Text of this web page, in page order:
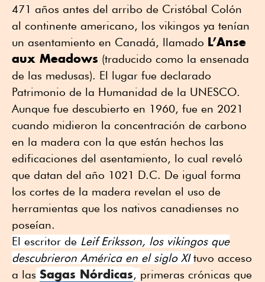
471 años antes del arribo de Cristóbal Colón
al continente americano, los vikingos ya tenían
un asentamiento en Canadá, llamado L’Anse
aux Meadows (traducido como la ensenada
de las medusas). El lugar fue declarado
Patrimonio de la Humanidad de la UNESCO.
Aunque fue descubierto en 1960, fue en 2021
cuando midieron la concentración de carbono
en la madera con la que están hechos las
edificaciones del asentamiento, lo cual reveló
que datan del año 1021 D.C. De igual forma
los cortes de la madera revelan el uso de
herramientas que los nativos canadienses no
poseían.
El escritor de Leif Eriksson, los vikingos que
descubrieron América en el siglo XI tuvo acceso
a las Sagas Nórdicas, primeras crónicas que